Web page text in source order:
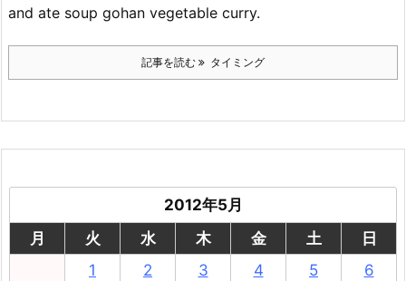
and ate soup gohan vegetable curry.
記事を読む タイミング
2012年5月
月
火 水 木 金 土
日
1
2 3 4 5
6